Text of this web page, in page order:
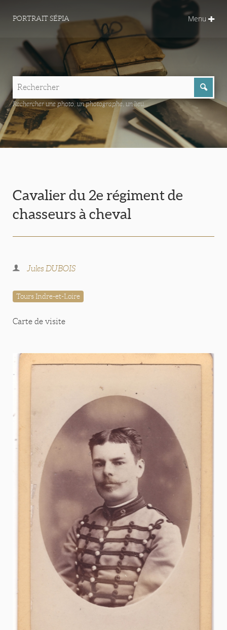
PORTRAIT SÉPIA Menu
Rechercher une photo, un photographe, un lieu...
Cavalier du 2e régiment de
chasseurs à cheval
Jules DUBOIS
Tours Indre-et-Loire
Carte de visite